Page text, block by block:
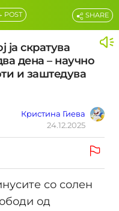
POST
ја скратува
дена – научно
и заштедува
Кристина Гиева
24.12.2025
SHARE
со солен
од